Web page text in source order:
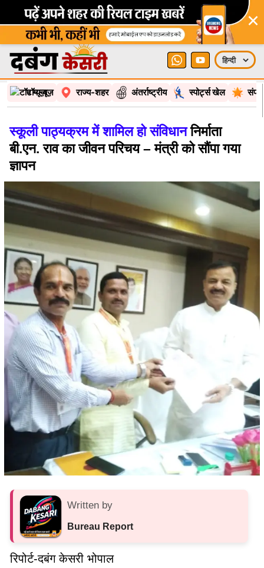
×
टॉप न्यूज़ राज्य-शहर अंतर्राष्ट्रीय स्पोर्ट्स खेल
स्कूली पाठ्यक्रम में शामिल हो संविधाननिर्माता
बी.एन. राव का जीवन परिचय – मंत्री को सौंपा गया
ज्ञापन
Written by
Bureau Report
रिपोर्ट-दबंग केसरी भोपाल